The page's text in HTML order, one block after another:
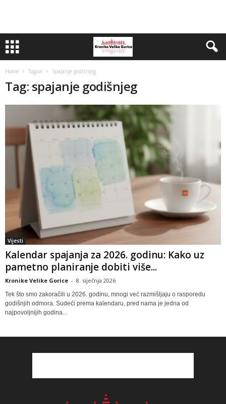
Home Tagovi Spajanje godišnjeg
Tag: spajanje godišnjeg
Vijesti
Kalendar spajanja za 2026. godinu: Kako uz
pametno planiranje dobiti više...
Kronike Velike Gorice - 8. siječnja 2026
Tek što smo zakoračili u 2026. godinu, mnogi već razmišljaju o rasporedu
godišnjih odmora. Sudeći prema kalendaru, pred nama je jedna od
najpovoljnijih godina...